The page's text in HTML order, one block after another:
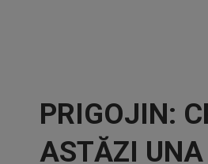
PRIGOJIN:
ASTĂZI